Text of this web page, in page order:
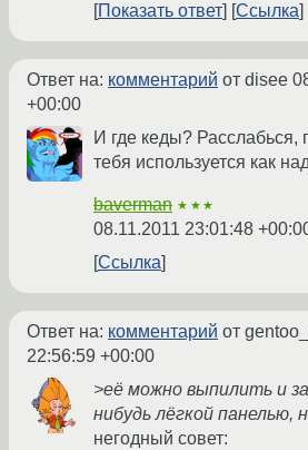
Показать ответ
Ссылка
Ответ на: комментарий от disee
+00:00
И где кеды? Расслабься,
тебя используется как
baverman ★★★
08.11.2011 23:01:48
Ссылка
Ответ на: комментарий от
22:56:59 +00:00
>её можно выпилить и
нибудь лёгкой панелью,
негодный совет: